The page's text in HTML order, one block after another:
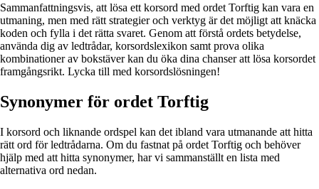
Sammanfattningsvis, att lösa ett korsord med ordet Torftig kan vara en
utmaning, men med rätt strategier och verktyg är det möjligt att knäcka
koden och fylla i det rätta svaret. Genom att förstå ordets betydelse,
använda dig av ledtrådar, korsordslexikon samt prova olika
kombinationer av bokstäver kan du öka dina chanser att lösa korsordet
framgångsrikt. Lycka till med korsordslösningen!
Synonymer för ordet Torftig
I korsord och liknande ordspel kan det ibland vara utmanande att hitta
rätt ord för ledtrådarna. Om du fastnat på ordet Torftig och behöver
hjälp med att hitta synonymer, har vi sammanställt en lista med
alternativa ord nedan.